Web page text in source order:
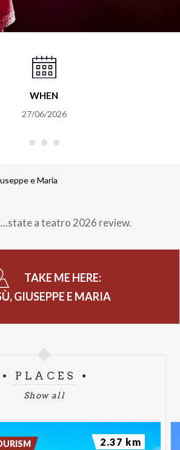
WHEN
27/06/2026
e Maria
a teatro 2026 review.
TAKE ME HERE:
GIUSEPPE E MARIA
PLACES
Show all
2.37 km